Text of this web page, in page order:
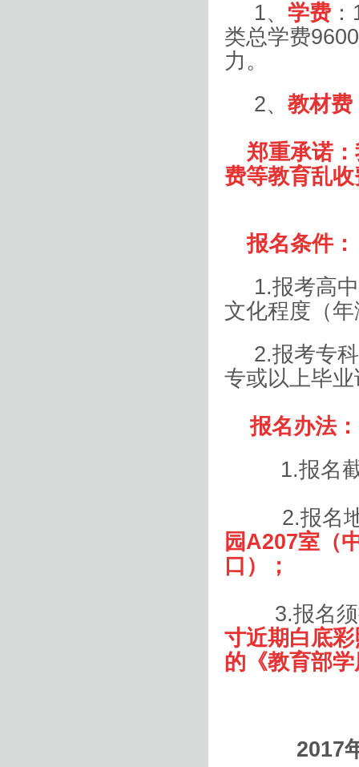
1、学费 ：
类总学费9600
力。
2、教材费
郑重承诺
费等教育乱
报名条件：
1.报考高
文化程度（年
2.报考专
专或以上毕
报名办法：
1.报名
2.报名
园A207室（
口）
；
3.报名
寸近期白底
的《教育部
2017